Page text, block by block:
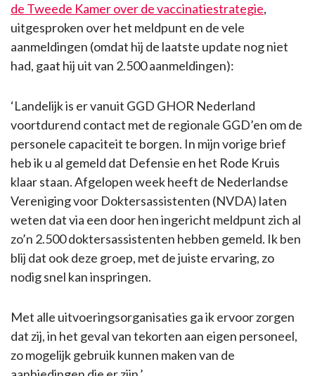
de Tweede Kamer over de vaccinatiestrategie,
uitgesproken over het meldpunt en de vele
aanmeldingen (omdat hij de laatste update nog niet
had, gaat hij uit van 2.500 aanmeldingen):
‘Landelijk is er vanuit GGD GHOR Nederland
voortdurend contact met de regionale GGD’en om de
personele capaciteit te borgen. In mijn vorige brief
heb ik u al gemeld dat Defensie en het Rode Kruis
klaar staan. Afgelopen week heeft de Nederlandse
Vereniging voor Doktersassistenten (NVDA) laten
weten dat via een door hen ingericht meldpunt zich al
zo’n 2.500 doktersassistenten hebben gemeld. Ik ben
blij dat ook deze groep, met de juiste ervaring, zo
nodig snel kan inspringen.
Met alle uitvoeringsorganisaties ga ik ervoor zorgen
dat zij, in het geval van tekorten aan eigen personeel,
zo mogelijk gebruik kunnen maken van de